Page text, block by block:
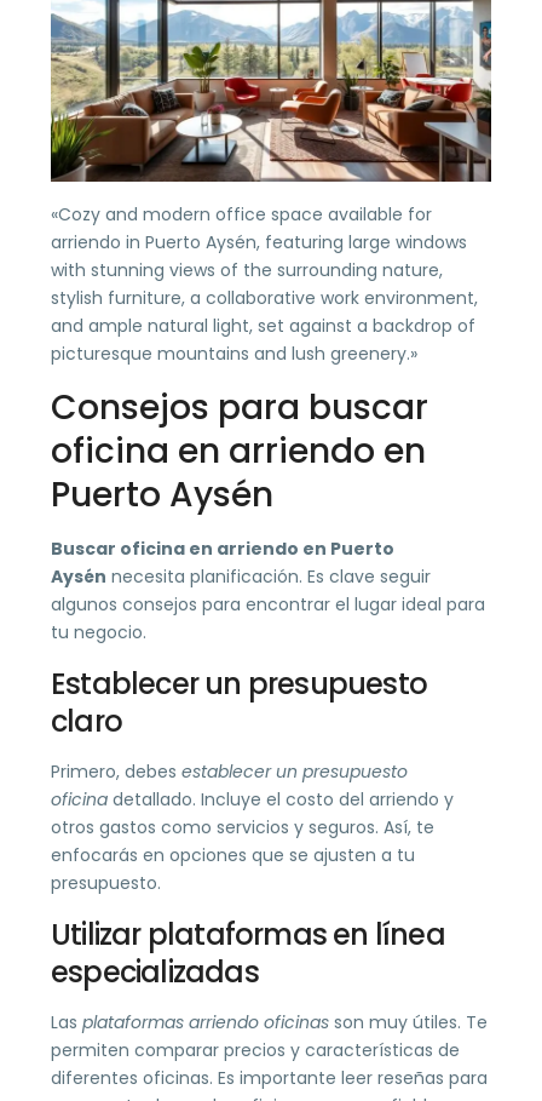
«Cozy and modern office space available for
arriendo in Puerto Aysén, featuring large windows
with stunning views of the surrounding nature,
stylish furniture, a collaborative work environment,
and ample natural light, set against a backdrop of
picturesque mountains and lush greenery.»
Consejos para buscar
oficina en arriendo en
Puerto Aysén
Buscar oficina en arriendo en Puerto
Aysén necesita planificación. Es clave seguir
algunos consejos para encontrar el lugar ideal para
tu negocio.
Establecer un presupuesto
claro
Primero, debes establecer un presupuesto
oficina detallado. Incluye el costo del arriendo y
otros gastos como servicios y seguros. Así, te
enfocarás en opciones que se ajusten a tu
presupuesto.
Utilizar plataformas en línea
especializadas
Las plataformas arriendo oficinas son muy útiles. Te
permiten comparar precios y características de
diferentes oficinas. Es importante leer reseñas para